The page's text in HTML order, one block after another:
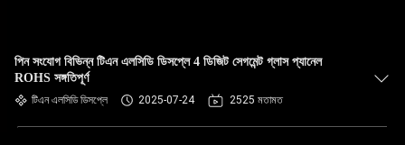
পিন সংযোগ বিভিন্ন টিএন এলসিডি ডিসপ্লে 4 ডিজিট সেগমেন্ট গ্লাস প্যানেল
ROHS সঙ্গতিপূর্ণ
টিএন এলসিডি ডিসপ্লে 2025-07-24 2525 মতামত